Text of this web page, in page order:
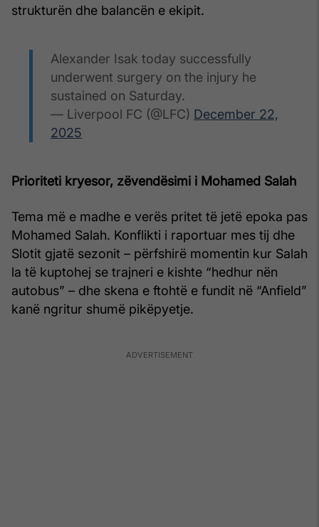
strukturën dhe balancën e ekipit.
Alexander Isak today successfully
underwent surgery on the injury he
sustained on Saturday.
— Liverpool FC (@LFC) December 22,
2025
Prioriteti kryesor, zëvendësimi i Mohamed Salah
Tema më e madhe e verës pritet të jetë epoka pas
Mohamed Salah. Konflikti i raportuar mes tij dhe
Slotit gjatë sezonit – përfshirë momentin kur Salah
la të kuptohej se trajneri e kishte “hedhur nën
autobus” – dhe skena e ftohtë e fundit në “Anfield”
kanë ngritur shumë pikëpyetje.